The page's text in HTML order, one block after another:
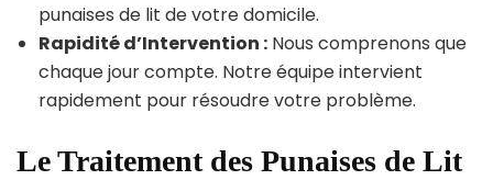
punaises de lit de votre domicile.
Rapidité d’Intervention : Nous comprenons que
chaque jour compte. Notre équipe intervient
rapidement pour résoudre votre problème.
Le Traitement des Punaises de Lit